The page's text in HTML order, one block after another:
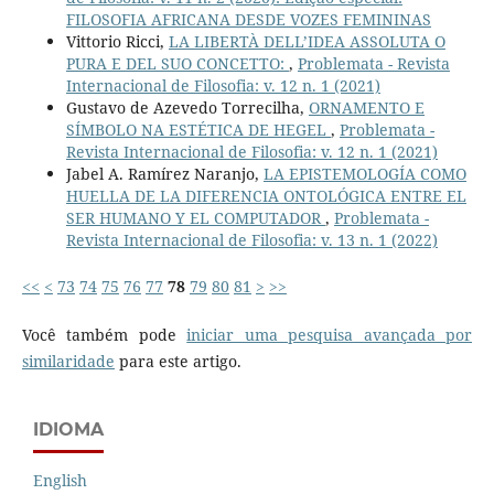
FILOSOFIA AFRICANA DESDE VOZES FEMININAS
Vittorio Ricci, LA LIBERTÀ DELL’IDEA ASSOLUTA O
PURA E DEL SUO CONCETTO: , Problemata - Revista
Internacional de Filosofia: v. 12 n. 1 (2021)
Gustavo de Azevedo Torrecilha, ORNAMENTO E
SÍMBOLO NA ESTÉTICA DE HEGEL , Problemata -
Revista Internacional de Filosofia: v. 12 n. 1 (2021)
Jabel A. Ramírez Naranjo, LA EPISTEMOLOGÍA COMO
HUELLA DE LA DIFERENCIA ONTOLÓGICA ENTRE EL
SER HUMANO Y EL COMPUTADOR, Problemata -
Revista Internacional de Filosofia: v. 13 n. 1 (2022)
<< < 73 74 75 76 77 78 79 80 81 > >>
Você também podeiniciar uma pesquisa avançada por
similaridade para este artigo.
IDIOMA
English